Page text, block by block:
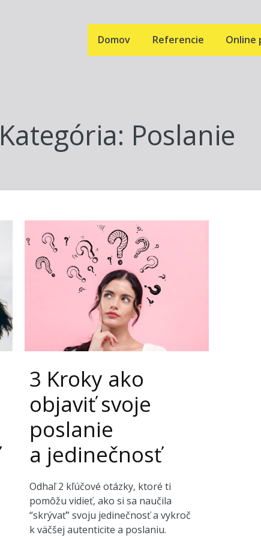
Domov Referencie Online
Kategória: Poslanie
3 Kroky ako
objaviť svoje
poslanie
a jedinečnosť
Odhaľ 2 kľúčové otázky, ktoré ti
pomôžu vidieť, ako si sa naučila
“skrývať” svoju jedinečnosť a vykroč
k väčšej autenticite a poslaniu.